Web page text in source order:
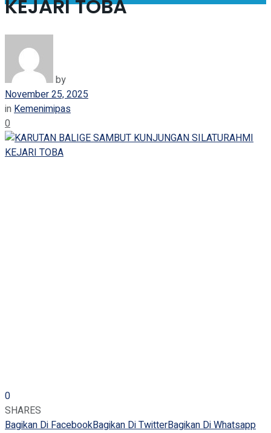
KEJARI TOBA
by
November 25, 2025
inKemenimipas
0
0
SHARES
Bagikan Di FacebookBagikan Di TwitterBagikan Di Whatsapp